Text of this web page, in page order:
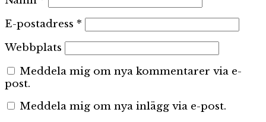
E-postadress *
Webbplats
Meddela mig om nya kommentarer via e-
post.
Meddela mig om nya inlägg via e-post.